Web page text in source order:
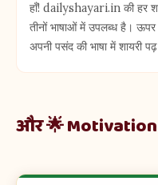
हाँ! dailyshayari.in की
तीनों भाषाओं में उपलब्ध है।
अपनी पसंद की भाषा में
और 🌟